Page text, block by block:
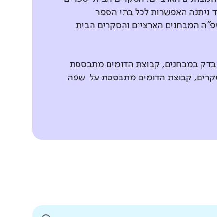
האפשרות לכל בתי הספר
המבחנים הארציים והסקרים הבית
במבחנים, קבוצת הדומים מתבססת
קבוצת הדומים מתבססת על שפה